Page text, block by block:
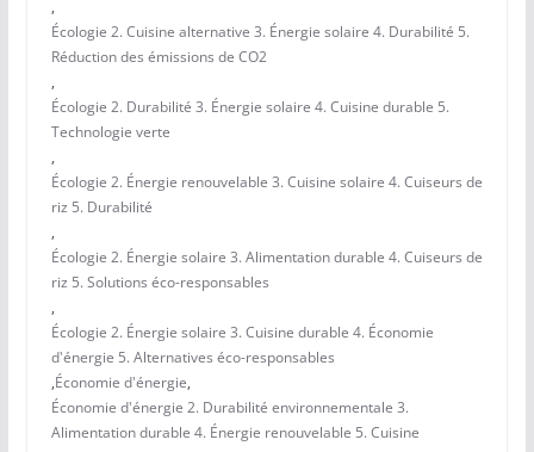
,
Écologie 2. Cuisine alternative 3. Énergie solaire 4. Durabilité 5.
Réduction des émissions de CO2
,
Écologie 2. Durabilité 3. Énergie solaire 4. Cuisine durable 5.
Technologie verte
,
Écologie 2. Énergie renouvelable 3. Cuisine solaire 4. Cuiseurs de
riz 5. Durabilité
,
Écologie 2. Énergie solaire 3. Alimentation durable 4. Cuiseurs de
riz 5. Solutions éco-responsables
,
Écologie 2. Énergie solaire 3. Cuisine durable 4. Économie
d'énergie 5. Alternatives éco-responsables
,Économie d'énergie,
Économie d'énergie 2. Durabilité environnementale 3.
Alimentation durable 4. Énergie renouvelable 5. Cuisine